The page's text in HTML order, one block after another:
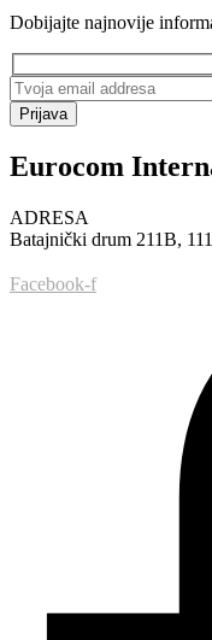
Dobijajte najnovije
Prijava
Eurocom
ADRESA
Batajnički drum 211B,
Facebook-f